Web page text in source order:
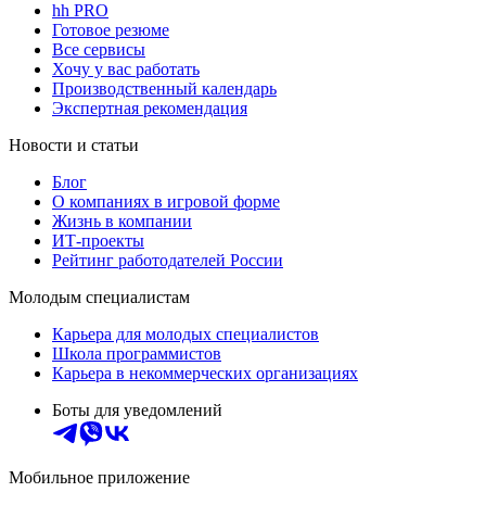
hh PRO
Готовое резюме
Все сервисы
Хочу у вас работать
Производственный календарь
Экспертная рекомендация
Новости и статьи
Блог
О компаниях в игровой форме
Жизнь в компании
ИТ-проекты
Рейтинг работодателей России
Молодым специалистам
Карьера для молодых специалистов
Школа программистов
Карьера в некоммерческих организациях
Боты для уведомлений
Мобильное приложение